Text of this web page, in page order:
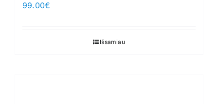
99.00€
Išsamiau